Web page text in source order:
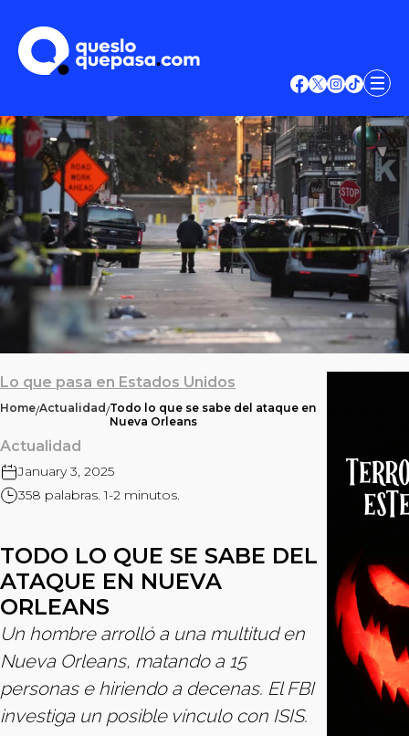
Lo que pasa en Estados Unidos
Home/Actualidad/Todo lo que se sabe del ataque en
Nueva Orleans
Actualidad
January 3, 2025
358 palabras. 1-2 minutos.
TODO LO QUE SE SABE DEL
ATAQUE EN NUEVA
ORLEANS
Un hombre arrolló a una multitud en
Nueva Orleans, matando a 15
personas e hiriendo a decenas. El FBI
investiga un posible vínculo con ISIS.